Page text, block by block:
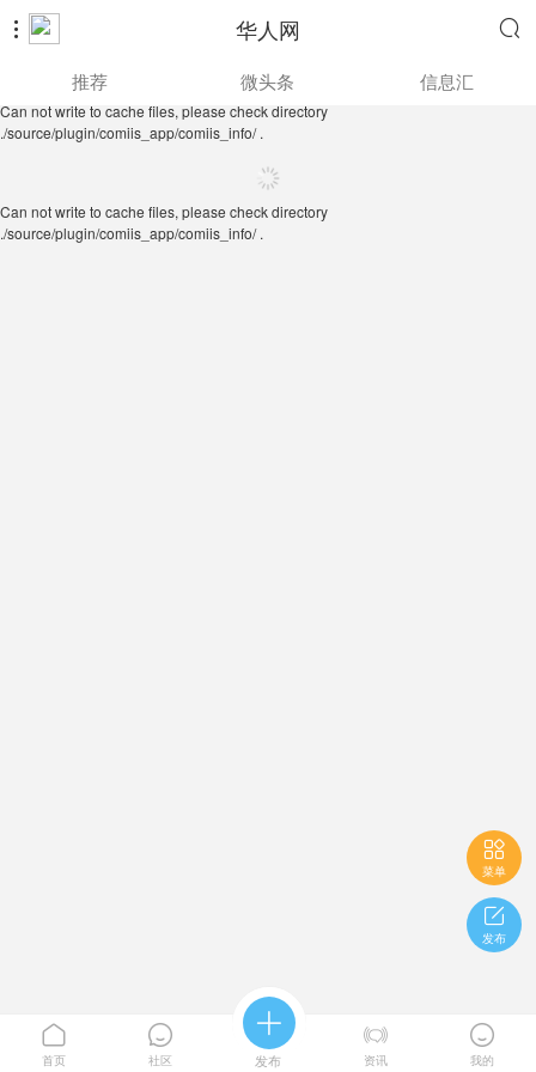
 华人网 
./source/plugin/comiis_app/comiis_info/ .
推荐 微头条 信息汇
Can not write to cache files, please check directory
./source/plugin/comiis_app/comiis_info/ .

菜单

发布

首页

社区

发布

资讯

我的
Can not write to cache files, please check directory
./source/plugin/comiis_app/comiis_info/ .